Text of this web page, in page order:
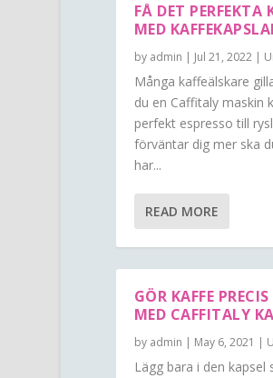
FÅ DET PERFEKTA
MED
by admin | Jul 21, 2022|
Många kaffeälskare
du en Caffitaly maskin
perfekt espresso till
förväntar dig mer ska
har...
READ MORE
GÖR KAFFE
MED CAFFITALY
by admin | May 6, 2021 |
Lägg bara i den kapsel